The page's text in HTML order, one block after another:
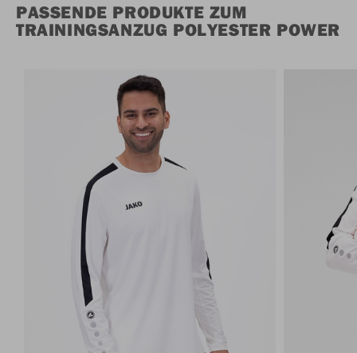
PASSENDE PRODUKTE ZUM
TRAININGSANZUG POLYESTER POWER